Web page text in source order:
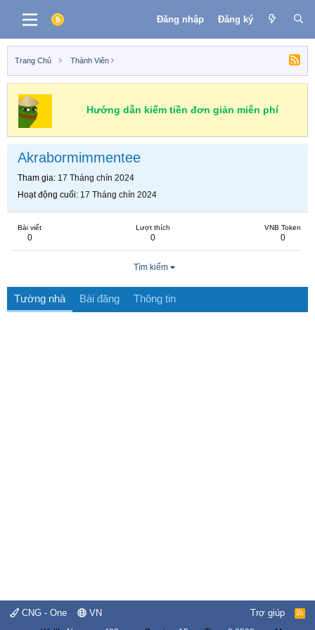
Đăng nhập Đăng ký
Trang Chủ Thành Viên
Hướng dẫn kiếm tiền đơn giản miễn phí
Akrabormimmentee
Tham gia 17 Tháng chín 2024
Hoạt động cuối 17 Tháng chín 2024
Bài viết
0
Lượt thích
0
VNB Token
0
Tìm kiếm
Tường nhà Bài đăng Thông tin
CNG - One VN Trợ giúp
R